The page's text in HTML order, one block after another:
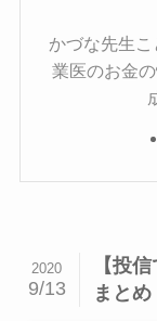
かづな先生
業医のお金
【投
まとめ
2020
9/13